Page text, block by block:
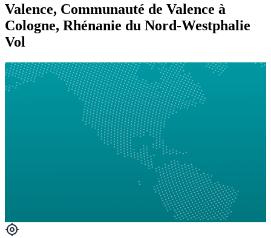
Valence, Communauté de Valence à
Cologne, Rhénanie du Nord-Westphalie
Vol